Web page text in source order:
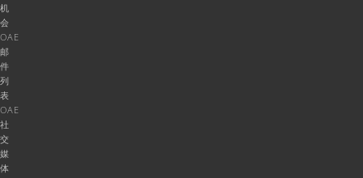
机
会
OAE
邮
件
列
表
OAE
社
交
媒
体